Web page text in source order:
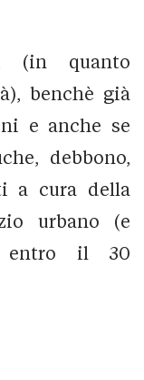
(in quanto
benchè già
e anche se
debbono,
a cura della
urbano (e
entro il 30